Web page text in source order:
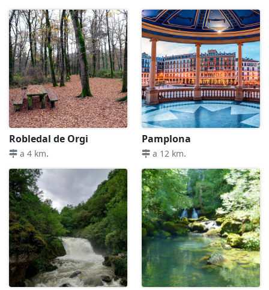
Robledal de Orgi
a 4 km.
Pamplona
a 12 km.